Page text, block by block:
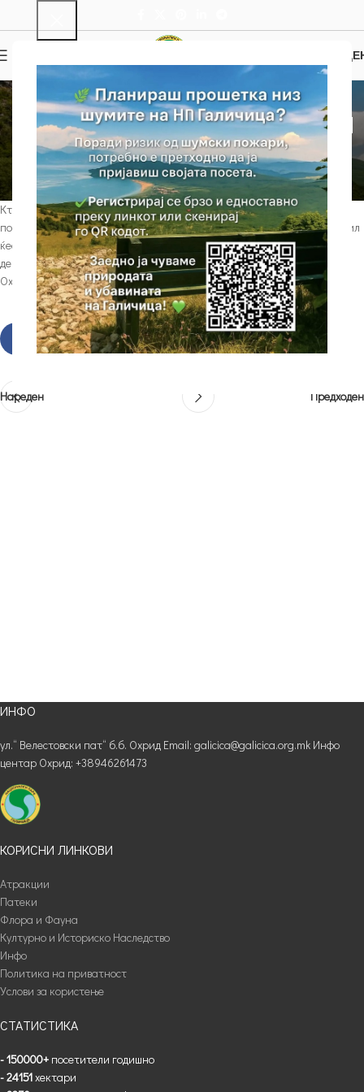
КУЛТУРНО И ИСТОРИСКО НАСЛЕДСТВО
Црква Св. Богородица
Захумска
NP GalichicaOn 12/10/2019
Ктиторскиот натпис над влезот во наосот кажува дека таа била
подигната и украсена со фрески во 1361 година. Ктитор на црквата бил
ќесарот Гргур, а патрон на нејзината внатрешна декорација
деволскиот епископ Григориј, една од највлијателните личности на
Охридската архиепископија од средината на XIV век.
Нареден Предходен
ИНФО
ул.“ Велестовски пат“ б.б. Охрид Email: galicica@galicica.org.mk Инфо
центар Охрид: +38946261473
КОРИСНИ ЛИНКОВИ
Атракции
Патеки
Флора и Фауна
Културно и Историско Наследство
Инфо
Политика на приватност
Услови за користење
СТАТИСТИКА
- 150000+ посетители годишно
- 24151хектари